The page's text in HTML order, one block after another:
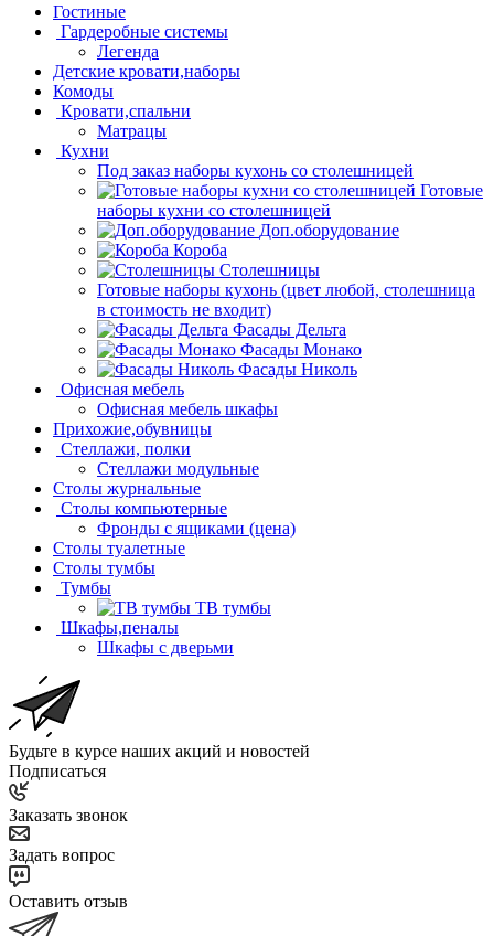
Гостиные
Гардеробные системы
Легенда
Детские кровати,наборы
Комоды
Кровати,спальни
Матрацы
Кухни
Под заказ наборы кухонь со столешницей
Готовые
наборы кухни со столешницей
Доп.оборудование
Короба
Столешницы
Готовые наборы кухонь (цвет любой, столешница
в стоимость не входит)
Фасады Дельта
Фасады Монако
Фасады Николь
Офисная мебель
Офисная мебель шкафы
Прихожие,обувницы
Стеллажи, полки
Стеллажи модульные
Столы журнальные
Столы компьютерные
Фронды с ящиками (цена)
Столы туалетные
Столы тумбы
Тумбы
ТВ тумбы
Шкафы,пеналы
Шкафы с дверьми
Будьте в курсе наших акций и новостей
Подписаться
Заказать звонок
Задать вопрос
Оставить отзыв